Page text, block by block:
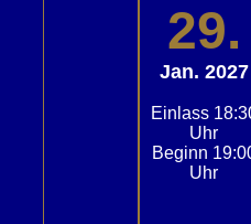
29.
Jan. 2027
Einlass
Uhr
Beginn
Uhr